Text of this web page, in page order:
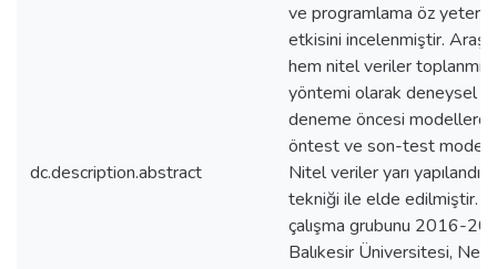
dc.description.abstract
ve programlama öz
etkisini incelenmiştir.
hem nitel veriler
yöntemi olarak deneysel
deneme öncesi
öntest ve son-test modeli
Nitel veriler yarı
tekniği ile elde edilmiştir.
çalışma grubunu 2016-
Balıkesir Üniversitesi,